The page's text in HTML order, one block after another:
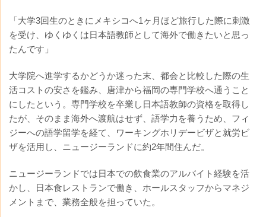
「大学3回生のときにメキシコへ1ヶ月ほど旅行した際に刺激
を受け、ゆくゆくは日本語教師として海外で働きたいと思っ
たんです」
大学院へ進学するかどうか迷った末、都会と比較した際の生
活コストの安さを鑑み、唐津から福岡の専門学校へ通うこと
にしたという。専門学校を卒業し日本語教師の資格を取得し
たが、そのまま海外へ渡航はせず、語学力を養うため、フィ
ジーへの語学留学を経て、ワーキングホリデービザと就労ビ
ザを活用し、ニュージーランドに約2年間住んだ。
ニュージーランドでは日本での飲食業のアルバイト経験を活
かし、日本食レストランで働き、ホールスタッフからマネジ
メントまで、業務全般を担っていた。